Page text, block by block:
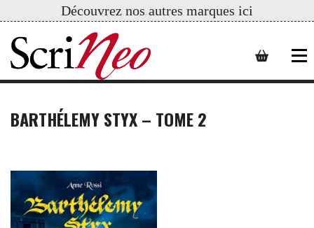
Découvrez nos autres marques ici
BARTHÉLEMY STYX – TOME 2